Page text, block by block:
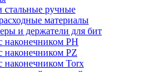
ручные
материалы
и держатели для бит
наконечником PH
наконечником PZ
наконечником Torx